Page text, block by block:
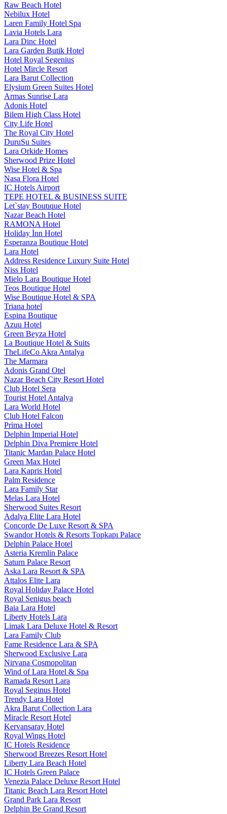
Raw Beach Hotel
Nebilux Hotel
Laren Family Hotel Spa
Lavia Hotels Lara
Lara Dinc Hotel
Lara Garden Butik Hotel
Hotel Royal Segenius
Hotel Mircle Resort
Lara Barut Collection
Elysium Green Suites Hotel
Armas Sunrise Lara
Adonis Hotel
Bilem High Class Hotel
City Life Hotel
The Royal City Hotel
DuruSu Suites
Lara Orkide Homes
Sherwood Prize Hotel
Wise Hotel & Spa
Nasa Flora Hotel
IC Hotels Airport
TEPE HOTEL & BUSINESS SUITE
Let`stay Boutıque Hotel
Nazar Beach Hotel
RAMONA Hotel
Holiday İnn Hotel
Esperanza Boutique Hotel
Lara Hotel
Address Residence Luxury Suite Hotel
Niss Hotel
Mielo Lara Boutique Hotel
Teos Boutique Hotel
Wise Boutique Hotel & SPA
Triana hotel
Espina Boutique
Azuu Hotel
Green Beyza Hotel
La Boutique Hotel & Suits
TheLifeCo Akra Antalya
The Marmara
Adonis Grand Otel
Nazar Beach City Resort Hotel
Club Hotel Sera
Tourist Hotel Antalya
Lara World Hotel
Club Hotel Falcon
Prima Hotel
Delphin Imperial Hotel
Delphin Diva Premiere Hotel
Titanic Mardan Palace Hotel
Green Max Hotel
Lara Kapris Hotel
Palm Residence
Lara Family Star
Melas Lara Hotel
Sherwood Suites Resort
Adalya Elite Lara Hotel
Concorde De Luxe Resort & SPA
Swandor Hotels & Resorts Topkapı Palace
Delphin Palace Hotel
Asteria Kremlin Palace
Saturn Palace Resort
Aska Lara Resort & SPA
Attalos Elite Lara
Royal Holiday Palace Hotel
Royal Senigus beach
Baia Lara Hotel
Liberty Hotels Lara
Limak Lara Deluxe Hotel & Resort
Lara Family Club
Fame Residence Lara & SPA
Sherwood Exclusive Lara
Nirvana Cosmopolitan
Wind of Lara Hotel & Spa
Ramada Resort Lara
Royal Seginus Hotel
Trendy Lara Hotel
Akra Barut Collection Lara
Miracle Resort Hotel
Kervansaray Hotel
Royal Wings Hotel
IC Hotels Residence
Sherwood Breezes Resort Hotel
Liberty Lara Beach Hotel
IC Hotels Green Palace
Venezia Palace Deluxe Resort Hotel
Titanic Beach Lara Resort Hotel
Grand Park Lara Resort
Delphin Be Grand Resort